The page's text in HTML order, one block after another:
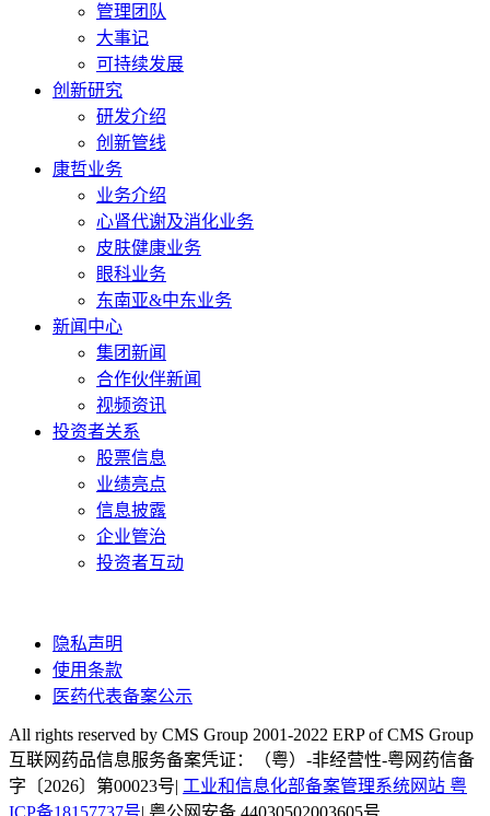
管理团队
大事记
可持续发展
创新研究
研发介绍
创新管线
康哲业务
业务介绍
心肾代谢及消化业务
皮肤健康业务
眼科业务
东南亚&中东业务
新闻中心
集团新闻
合作伙伴新闻
视频资讯
投资者关系
股票信息
业绩亮点
信息披露
企业管治
投资者互动
隐私声明
使用条款
医药代表备案公示
All rights reserved by CMS Group 2001-2022 ERP of CMS Group
互联网药品信息服务备案凭证：（粤）-非经营性-粤网药信备
字〔2026〕第00023号| 工业和信息化部备案管理系统网站 粤
ICP备18157737号| 粤公网安备 44030502003605号